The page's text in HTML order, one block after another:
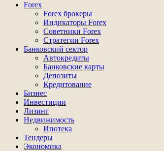
Основное
Forex
Forex брокеры
Индикаторы Forex
Советники Forex
Стратегии Forex
Банковский сектор
Автокредиты
Банковские карты
Депозиты
Кредитование
Бизнес
Инвестиции
Лизинг
Недвижимость
Ипотека
Тендеры
Экономика